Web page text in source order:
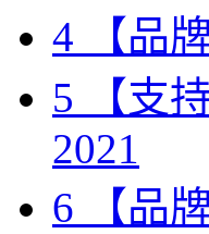
4 【品
5 【支
2021
6 【品